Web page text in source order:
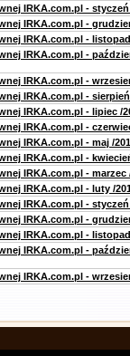
IRKA.com.pl - styczeń
IRKA.com.pl -
IRKA.com.pl - listopad
IRKA.com.pl -
IRKA.com.pl -
IRKA.com.pl - sierpień
IRKA.com.pl - lipiec /
IRKA.com.pl -
IRKA.com.pl - maj /
IRKA.com.pl -
IRKA.com.pl - marzec
IRKA.com.pl - luty /
IRKA.com.pl - styczeń
IRKA.com.pl -
IRKA.com.pl - listopad
IRKA.com.pl -
IRKA.com.pl -